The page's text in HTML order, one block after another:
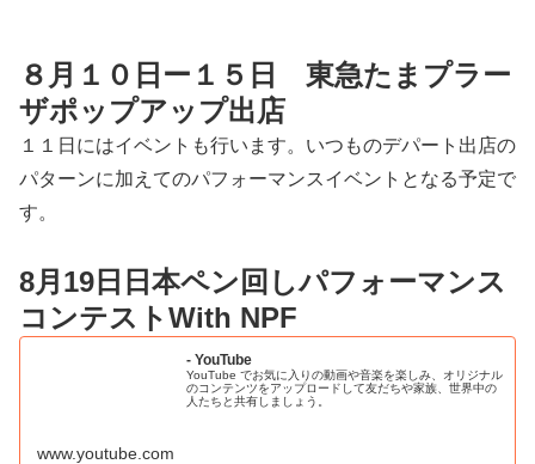
８月１０日ー１５日 東急たまプラー
ザポップアップ出店
１１日にはイベントも行います。いつものデパート出店の
パターンに加えてのパフォーマンスイベントとなる予定で
す。
8月19日日本ペン回しパフォーマンス
コンテストWith NPF
- YouTube
YouTube でお気に入りの動画や音楽を楽しみ、オリジナル
のコンテンツをアップロードして友だちや家族、世界中の
人たちと共有しましょう。
www.youtube.com